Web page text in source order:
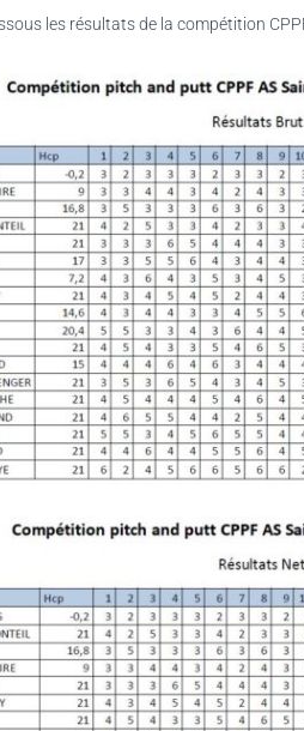
les résultats de la compétition